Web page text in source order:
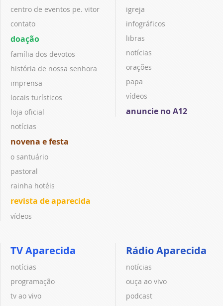
centro de eventos pe. vitor
contato
doação
família dos devotos
história de nossa senhora
imprensa
locais turísticos
loja oficial
notícias
novena e festa
o santuário
pastoral
rainha hotéis
revista de aparecida
vídeos
igreja
infográficos
libras
notícias
orações
papa
vídeos
anuncie no A12
TV Aparecida
notícias
programação
tv ao vivo
Rádio Aparecida
notícias
ouça ao vivo
podcast